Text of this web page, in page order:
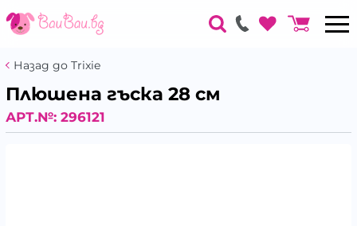
Назад до Trixie
Плюшена гъска 28 см
АРТ.№: 296121